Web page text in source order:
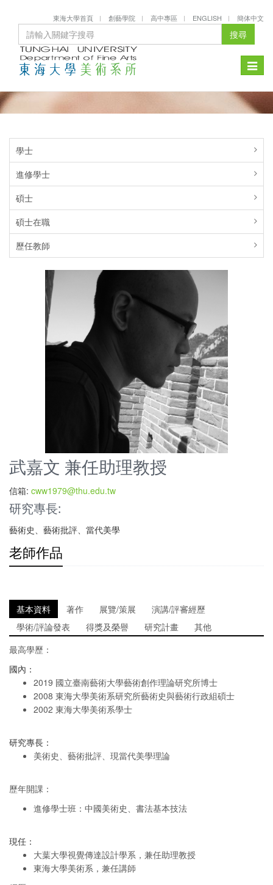
東海大學首頁 創藝學院 高中專區 ENGLISH 簡体中文
搜尋
Toggle
學士
進修學士
碩士
碩士在職
歷任教師
武嘉文 兼任助理教授
信箱: cww1979@thu.edu.tw
研究專長:
藝術史、藝術批評、當代美學
老師作品
基本資料 著作 展覽/策展
演講/評審經歷
學術/評論發表
得獎及榮譽 研究計畫
其他
最高學歷：
國內：
2019 國立臺南藝術大學藝術創作理論研究所博士
2008 東海大學美術系研究所藝術史與藝術行政組碩士
2002 東海大學美術系學士
研究專長：
美術史、藝術批評、現當代美學理論
歷年開課：
進修學士班：中國美術史、書法基本技法
現任：
大葉大學視覺傳達設計學系，兼任助理教授
東海大學美術系，兼任講師